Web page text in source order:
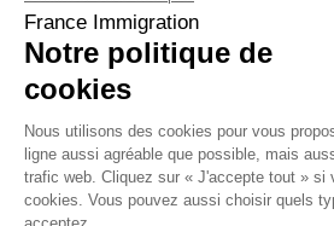
Articles experts
Flash info
Livres blancs
Webinars
Podcast We Love Mobility
A propos
Qui sommes-nous ?